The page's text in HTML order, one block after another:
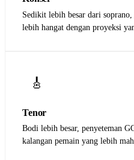
Sedikit lebih besar dari
lebih hangat dengan proyeksi
🎸
Tenor
Bodi lebih besar, penyeteman
kalangan pemain yang lebih